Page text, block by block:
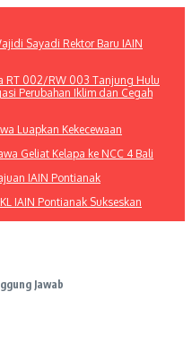
Sayadi Rektor Baru IAIN
RT 002/RW 003 Tanjung Hulu
Perubahan Iklim dan Cegah
Luapkan Kekecewaan
Geliat Kelapa ke NCC 4 Bali
IAIN Pontianak
IAIN Pontianak Sukseskan
Jawab